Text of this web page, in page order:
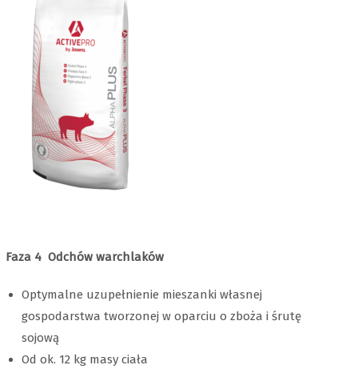
Faza 4 Odchów warchlaków
Optymalne uzupełnienie mieszanki własnej
gospodarstwa tworzonej w oparciu o zboża i śrutę
sojową
Od ok. 12 kg masy ciała